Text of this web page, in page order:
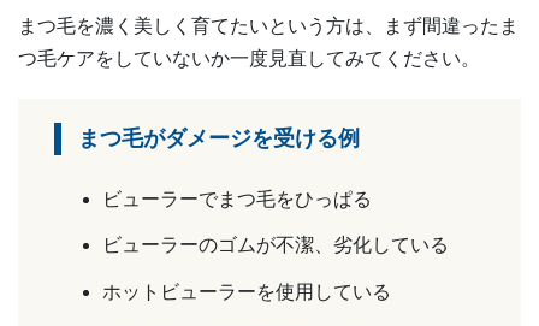
まつ毛を濃く美しく育てたいという方は、まず間違ったま
つ毛ケアをしていないか一度見直してみてください。
まつ毛がダメージを受ける例
ビューラーでまつ毛をひっぱる
ビューラーのゴムが不潔、劣化している
ホットビューラーを使用している